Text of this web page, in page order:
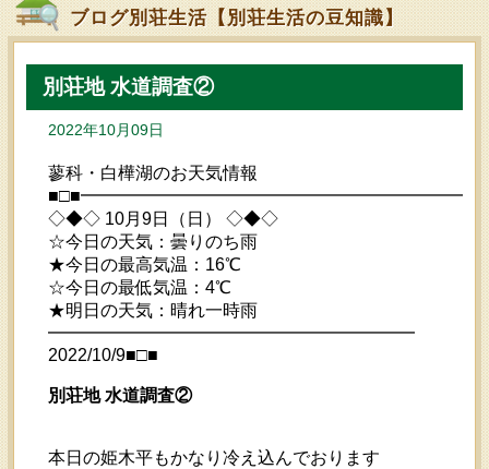
ブログ別荘生活【別荘生活の豆知識】
別荘地 水道調査②
2022年10月09日
蓼科・白樺湖のお天気情報
◇◆◇ 10月9日（日） ◇◆◇
☆今日の天気：曇りのち雨
★今日の最高気温：16℃
☆今日の最低気温：4℃
★明日の天気：晴れ一時雨
━━━━━━━━━━━━━━━━━━━━━
2022/10/9■□■
別荘地 水道調査②
本日の姫木平もかなり冷え込んでおります